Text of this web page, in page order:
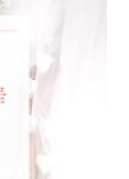
소품과 가구를
구매도 할 수 있
품을 주는 이벤